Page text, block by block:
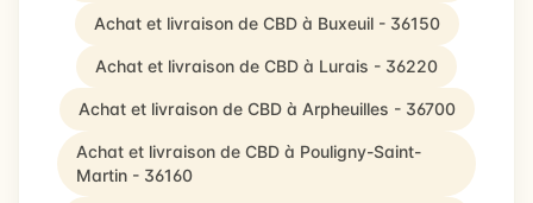
Achat et livraison de CBD à Buxeuil - 36150
Achat et livraison de CBD à Lurais - 36220
Achat et livraison de CBD à Arpheuilles - 36700
Achat et livraison de CBD à Pouligny-Saint-
Martin - 36160